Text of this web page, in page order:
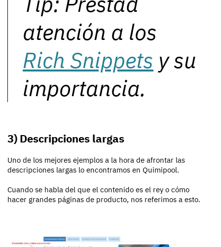
atención a los
Rich Snippets y su
importancia.
3) Descripciones largas
Uno de los mejores ejemplos a la hora de afrontar las
descripciones largas lo encontramos en Quimipool.
Cuando se habla del que el contenido es el rey o cómo
hacer grandes páginas de producto, nos referimos a esto.